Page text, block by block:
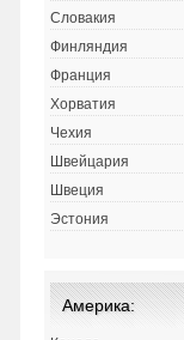
Словакия
Финляндия
Франция
Хорватия
Чехия
Швейцария
Швеция
Эстония
Америка: